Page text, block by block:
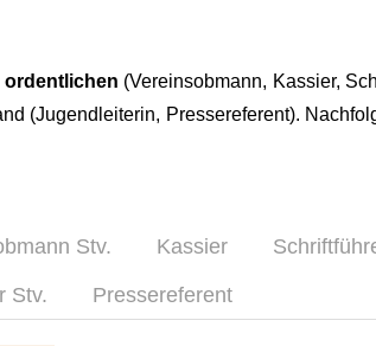
ordentlichen (Vereinsobmann, Kassier,
(Jugendleiterin, Pressereferent).
Stv. Kassier
Stv. Pressereferent